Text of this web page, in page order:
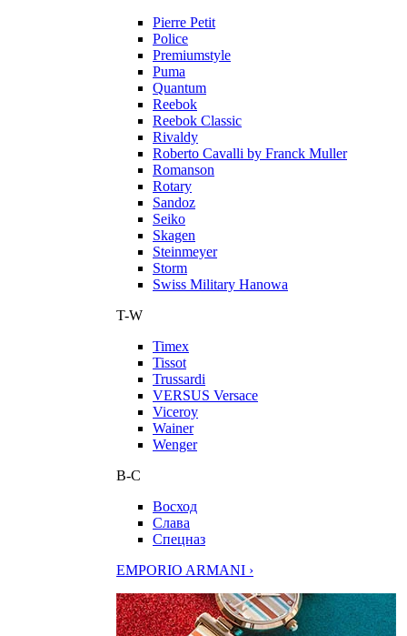
Pierre Petit
Police
Premiumstyle
Puma
Quantum
Reebok
Reebok Classic
Rivaldy
Roberto Cavalli by Franck Muller
Romanson
Rotary
Sandoz
Seiko
Skagen
Steinmeyer
Storm
Swiss Military Hanowa
T-W
Timex
Tissot
Trussardi
VERSUS Versace
Viceroy
Wainer
Wenger
В-С
Восход
Слава
Спецназ
EMPORIO ARMANI ›